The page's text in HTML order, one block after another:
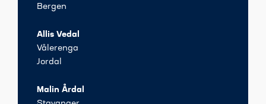
Bergen
Allis Vedal
Vålerenga
Jordal
Malin Årdal